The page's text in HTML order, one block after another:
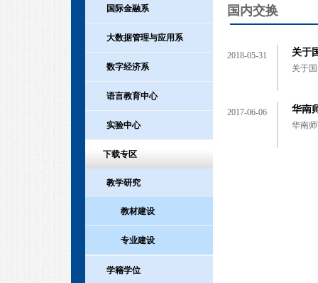
国际金融系
大数据管理与应用系
数字经济系
语言教育中心
实验中心
下载专区
教学研究
教材建设
专业建设
学籍学位
国内交换
2018-05-31 关于
关于
2017-06-06 华南
华南